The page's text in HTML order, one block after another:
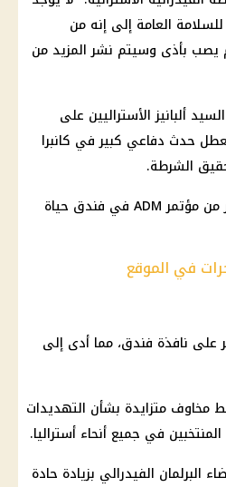
العامة إلى إنه من
يصب بأذى وسيتم نشر المزيد من
ألبانيز الأستراليين على
حدث دفاعي كبير في كانبرا
الشرطة.
وأجلت الشرطة مئات الحضور من مؤتمر ADM في فندق حياة
في الموقع
على نافذة فندق، مما أدى إلى
مخاوف متزايدة بشأن التهديدات
في جميع أنحاء أستراليا.
البرلمان الفيدرالي بزيادة حادة